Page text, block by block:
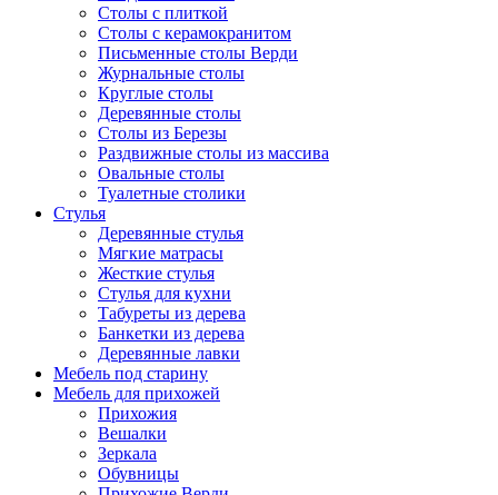
Столы с плиткой
Столы с керамокранитом
Письменные столы Верди
Журнальные столы
Круглые столы
Деревянные столы
Столы из Березы
Раздвижные столы из массива
Овальные столы
Туалетные столики
Стулья
Деревянные стулья
Мягкие матрасы
Жесткие стулья
Стулья для кухни
Табуреты из дерева
Банкетки из дерева
Деревянные лавки
Мебель под старину
Мебель для прихожей
Прихожия
Вешалки
Зеркала
Обувницы